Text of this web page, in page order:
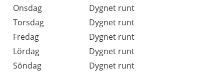
Onsdag
Dygnet runt
Torsdag
Dygnet runt
Fredag
Dygnet runt
Lördag
Dygnet runt
Söndag
Dygnet runt